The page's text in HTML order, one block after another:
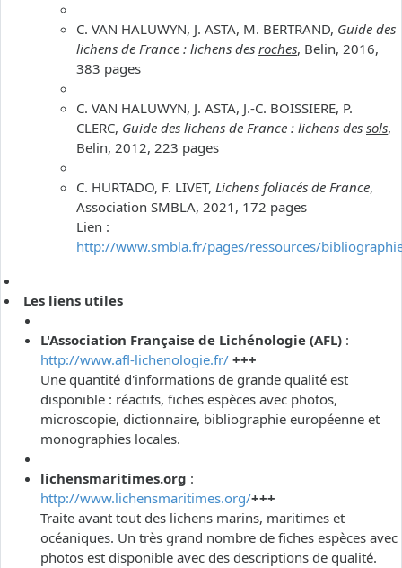
C. VAN HALUWYN, J. ASTA, M. BERTRAND, Guide des
lichens de France : lichens des roches, Belin, 2016,
383 pages
C. VAN HALUWYN, J. ASTA, J.-C. BOISSIERE, P.
CLERC, Guide des lichens de France : lichens des sols,
Belin, 2012, 223 pages
C. HURTADO, F. LIVET, Lichens foliacés de France,
Association SMBLA, 2021, 172 pages
Lien :
http://www.smbla.fr/pages/ressources/
Les liens utiles
L'Association Française de Lichénologie (AFL) :
http://www.afl-lichenologie.fr/ +++
Une quantité d'informations de grande qualité est
disponible : réactifs, fiches espèces avec photos,
microscopie, dictionnaire, bibliographie européenne et
monographies locales.
lichensmaritimes.org :
http://www.lichensmaritimes.org/+++
Traite avant tout des lichens marins, maritimes et
océaniques. Un très grand nombre de fiches espèces avec
photos est disponible avec des descriptions de qualité.